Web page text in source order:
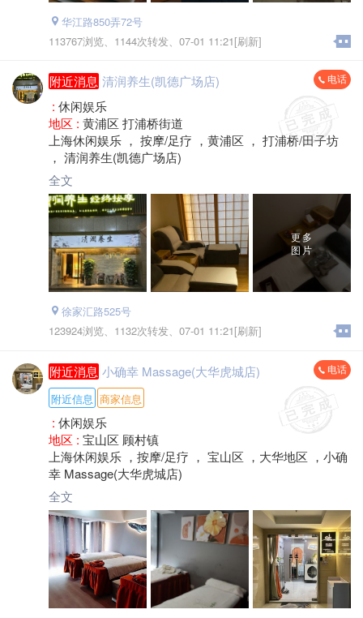
华江路850弄72号
113767浏览、 1144次转发、 07-01 11:21[刷新]
附近消息 清润养生(凯德广场店) 电话
: 休闲娱乐
地区 : 黄浦区 打浦桥街道
上海休闲娱乐 ， 按摩/足疗 ，黄浦区 ， 打浦桥/田子坊
， 清润养生(凯德广场店)
全文
更多
图片
徐家汇路525号
123924浏览、 1132次转发、 07-01 11:21[刷新]
附近消息 小确幸 Massage(大华虎城店) 电话
附近信息 商家信息
: 休闲娱乐
地区 : 宝山区 顾村镇
上海休闲娱乐 ，按摩/足疗 ， 宝山区 ，大华地区 ，小确
幸 Massage(大华虎城店)
全文